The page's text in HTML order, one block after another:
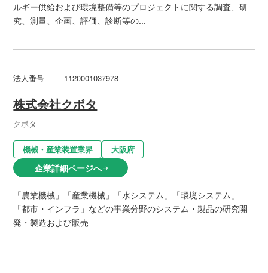
ルギー供給および環境整備等のプロジェクトに関する調査、研
究、測量、企画、評価、診断等の...
法人番号 1120001037978
株式会社クボタ
クボタ
機械・産業装置業界 大阪府
企業詳細ページへarrow_right_alt
「農業機械」「産業機械」「水システム」「環境システム」
「都市・インフラ」などの事業分野のシステム・製品の研究開
発・製造および販売